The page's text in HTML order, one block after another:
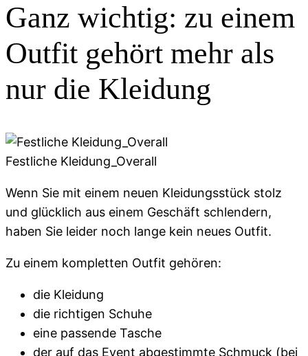
Ganz wichtig: zu einem
Outfit gehört mehr als
nur die Kleidung
Festliche Kleidung_Overall
Wenn Sie mit einem neuen Kleidungsstück stolz
und glücklich aus einem Geschäft schlendern,
haben Sie leider noch lange kein neues Outfit.
Zu einem kompletten Outfit gehören:
die Kleidung
die richtigen Schuhe
eine passende Tasche
der auf das Event abgestimmte Schmuck (bei